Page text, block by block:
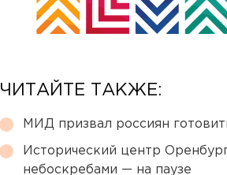
ЧИТАЙТЕ ТАКЖЕ:
МИД призвал россиян
Исторический центр
небоскребами — на паузе